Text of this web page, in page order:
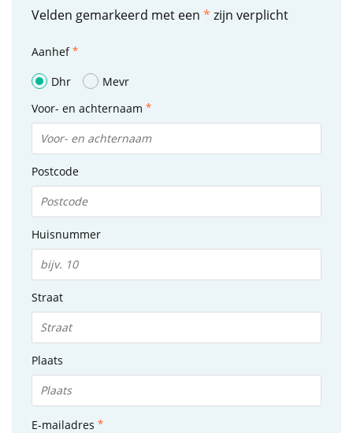
Velden gemarkeerd met een * zijn verplicht
Aanhef
Dhr
Mevr
Voor- en achternaam
Postcode
Huisnummer
Straat
Plaats
E-mailadres